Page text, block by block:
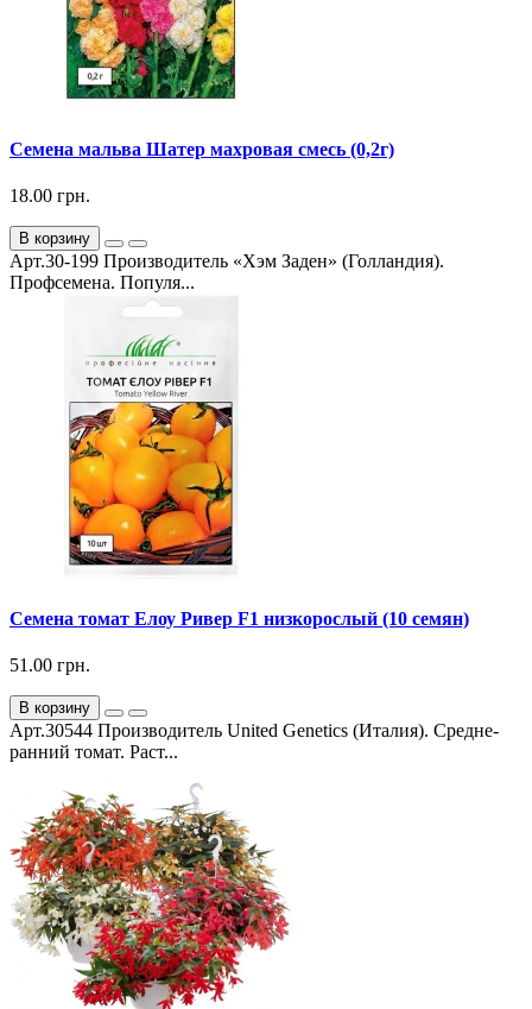
Семена мальва Шатер махровая смесь (0,2г)
18.00 грн.
В корзину
Арт.30-199 Производитель «Хэм Заден» (Голландия).
Профсемена. Популя...
Семена томат Елоу Ривер F1 низкорослый (10 семян)
51.00 грн.
В корзину
Арт.30544 Производитель United Genetics (Италия). Средне-
ранний томат. Раст...